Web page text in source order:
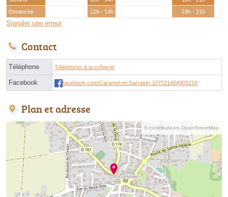
Dimanche
12h - 14h 18h - 21h
Signaler une erreur
Contact
Téléphone Téléphoner à la crêperie
Facebook facebook.com/Caramel-et-Sarrasin-107521404903216
Plan et adresse
© contributeurs OpenStreetMap